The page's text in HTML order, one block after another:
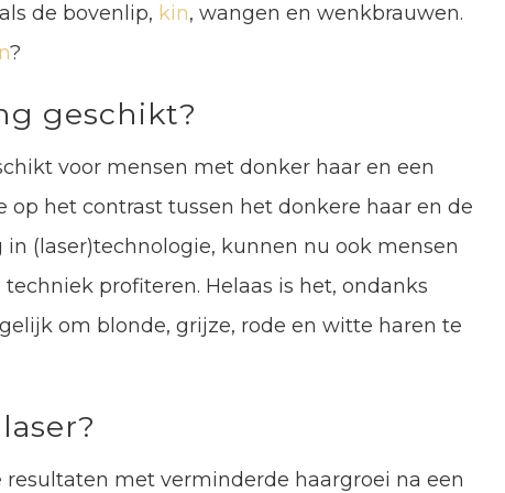
de bovenlip, kin, wangen en wenkbrauwen.
?
geschikt?
voor mensen met donker haar en een
op het contrast tussen het donkere haar en de
(laser)technologie, kunnen nu ook mensen
profiteren. Helaas is het, ondanks
om blonde, grijze, rode en witte haren te
met verminderde haargroei na een